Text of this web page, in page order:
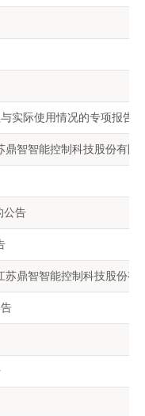
实际使用情况的专项报告
智智能控制科技股份有
公告
鼎智智能控制科技股份